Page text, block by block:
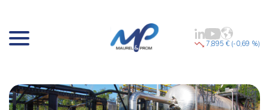
7,895 € (-0,69 %)